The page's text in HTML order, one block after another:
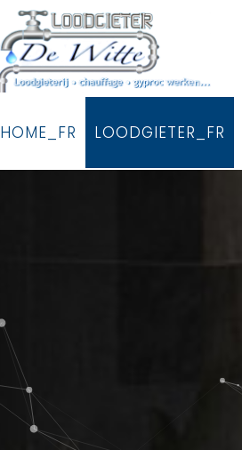
HOME_FR LOODGIETER_FR